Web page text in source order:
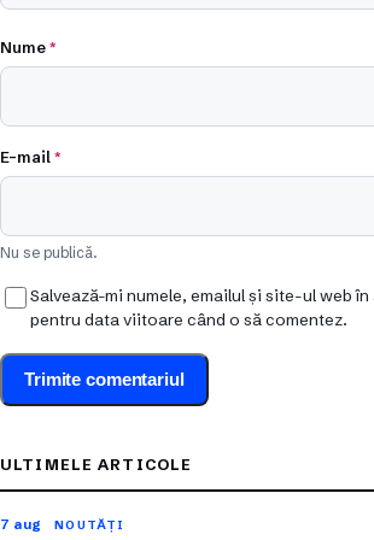
Nume*
E-mail*
Nu se publică.
Salvează-mi numele, emailul și site-ul web
pentru data viitoare când o să comentez.
ULTIMELE ARTICOLE
7 aug NOUTĂȚI